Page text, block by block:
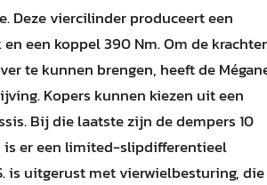
Deze viercilinder produceert een
een koppel 390 Nm. Om de
te kunnen brengen, heeft de
Kopers kunnen kiezen uit een
Bij die laatste zijn de dempers 10
is er een limited-slipdifferentieel
is uitgerust met vierwielbesturing, die